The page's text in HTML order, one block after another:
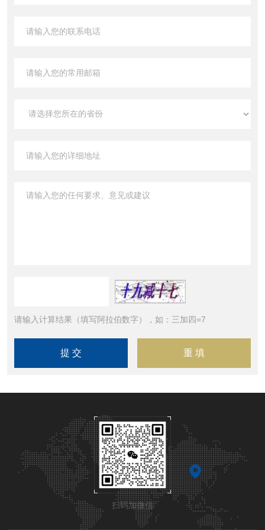
请输入计算结果（填写阿拉伯数字），如：三加四=7
扫码加微信